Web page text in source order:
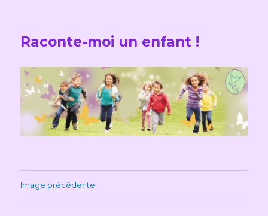
Raconte-moi un enfant !
Image précédente